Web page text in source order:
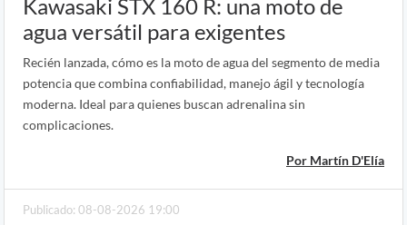
Kawasaki STX 160 R: una moto de
agua versátil para exigentes
Recién lanzada, cómo es la moto de agua del segmento de media
potencia que combina confiabilidad, manejo ágil y tecnología
moderna. Ideal para quienes buscan adrenalina sin
complicaciones.
Por Martín D'Elía
Publicado: 08-08-2026 19:00